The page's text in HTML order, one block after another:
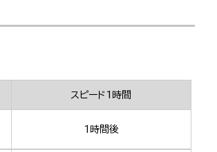
スピード1時間
1時間後